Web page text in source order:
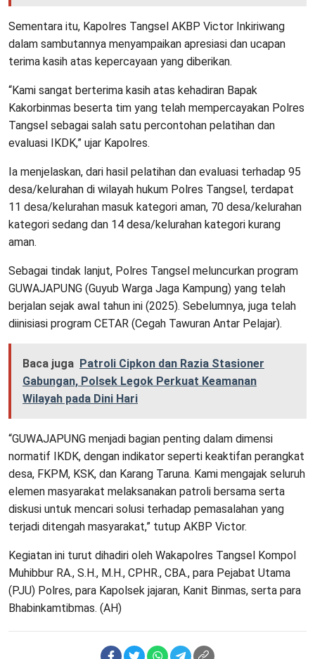
Sementara itu, Kapolres Tangsel AKBP Victor Inkiriwang
dalam sambutannya menyampaikan apresiasi dan ucapan
terima kasih atas kepercayaan yang diberikan.
“Kami sangat berterima kasih atas kehadiran Bapak
Kakorbinmas beserta tim yang telah mempercayakan Polres
Tangsel sebagai salah satu percontohan pelatihan dan
evaluasi IKDK,” ujar Kapolres.
Ia menjelaskan, dari hasil pelatihan dan evaluasi terhadap 95
desa/kelurahan di wilayah hukum Polres Tangsel, terdapat
11 desa/kelurahan masuk kategori aman, 70 desa/kelurahan
kategori sedang dan 14 desa/kelurahan kategori kurang
aman.
Sebagai tindak lanjut, Polres Tangsel meluncurkan program
GUWAJAPUNG (Guyub Warga Jaga Kampung) yang telah
berjalan sejak awal tahun ini (2025). Sebelumnya, juga telah
diinisiasi program CETAR (Cegah Tawuran Antar Pelajar).
Baca juga Patroli Cipkon dan Razia Stasioner
Gabungan, Polsek Legok Perkuat Keamanan
Wilayah pada Dini Hari
“GUWAJAPUNG menjadi bagian penting dalam dimensi
normatif IKDK, dengan indikator seperti keaktifan perangkat
desa, FKPM, KSK, dan Karang Taruna. Kami mengajak seluruh
elemen masyarakat melaksanakan patroli bersama serta
diskusi untuk mencari solusi terhadap pemasalahan yang
terjadi ditengah masyarakat,” tutup AKBP Victor.
Kegiatan ini turut dihadiri oleh Wakapolres Tangsel Kompol
Muhibbur RA., S.H., M.H., CPHR., CBA., para Pejabat Utama
(PJU) Polres, para Kapolsek jajaran, Kanit Binmas, serta para
Bhabinkamtibmas. (AH)